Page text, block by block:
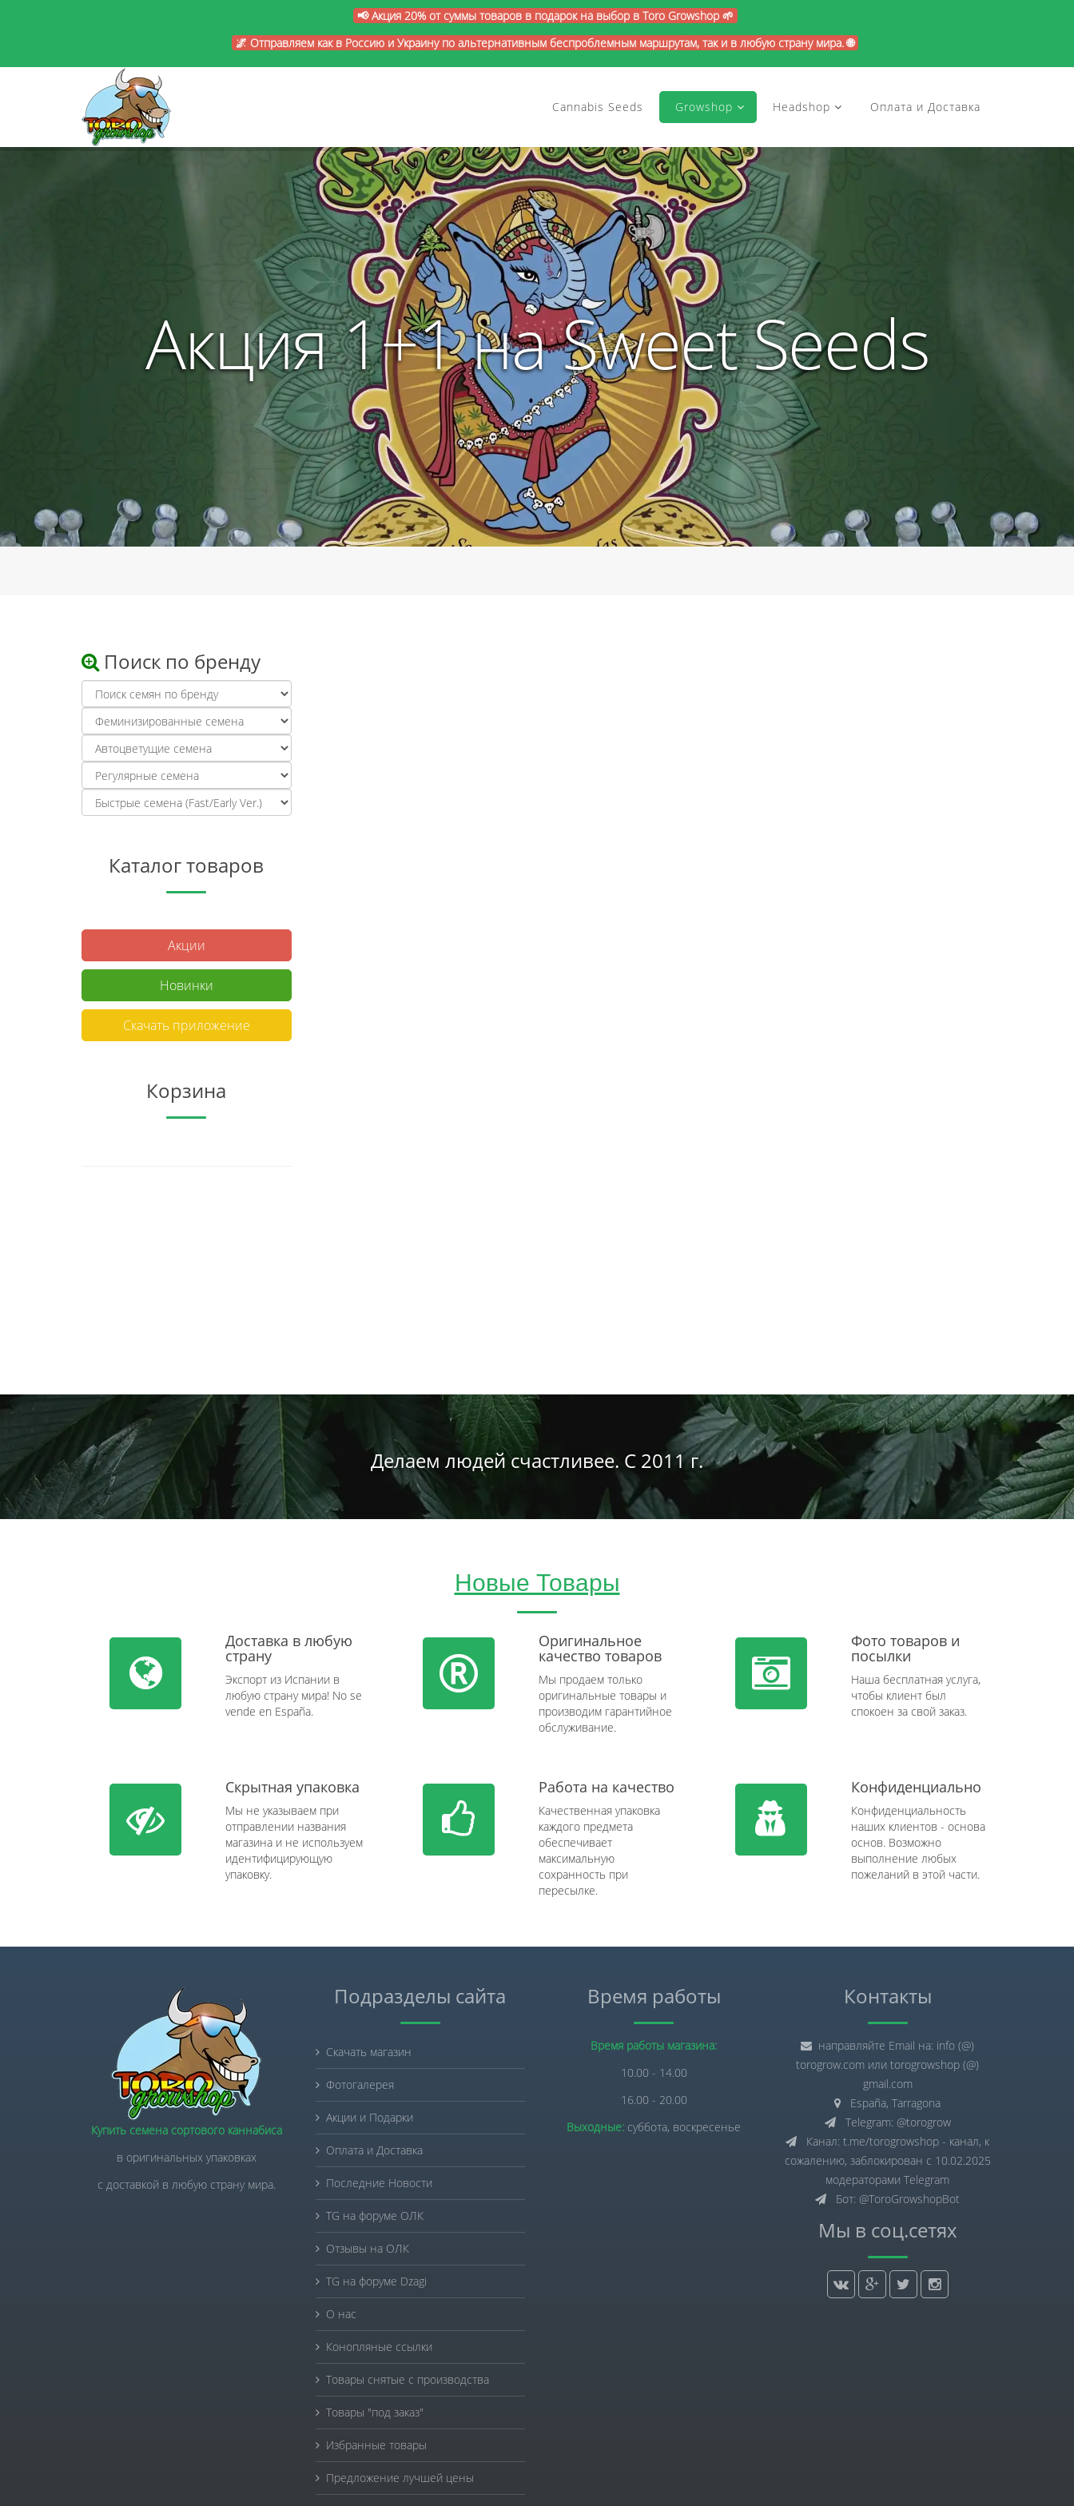
📢 Акция 20% от суммы товаров в подарок на выбор в Toro Growshop 🌱
🌌 Отправляем как в Россию и Украину по альтернативным беспроблемным маршрутам, так и в любую страну мира. 🌐
Cannabis Seeds Growshop Headshop Оплата и Доставка
Акция 1+1 на Sweet Seeds
Поиск по бренду
Каталог товаров
Акции
Новинки
Скачать приложение
Корзина
Делаем людей счастливее. С 2011 г.
Новые Товары
Доставка в любую
страну
Экспорт из Испании в
любую страну мира! No se
vende en España.
Оригинальное
качество товаров
Мы продаем только
оригинальные товары и
производим гарантийное
обслуживание.
Фото товаров и
посылки
Наша бесплатная услуга,
чтобы клиент был
спокоен за свой заказ.
Скрытная упаковка
Мы не указываем при
отправлении названия
магазина и не используем
идентифицирующую
упаковку.
Работа на качество
Качественная упаковка
каждого предмета
обеспечивает
максимальную
сохранность при
пересылке.
Конфиденциально
Конфиденциальность
наших клиентов - основа
основ. Возможно
выполнение любых
пожеланий в этой части.
Купить семена сортового каннабиса
в оригинальных упаковках
с доставкой в любую страну мира.
Подразделы сайта
Скачать магазин
Фотогалерея
Акции и Подарки
Оплата и Доставка
Последние Новости
TG на форуме ОЛК
Отзывы на ОЛК
TG на форуме Dzagi
О нас
Конопляные ссылки
Товары снятые с производства
Товары "под заказ"
Избранные товары
Предложение лучшей цены
Время работы
Время работы магазина:
10.00 - 14.00
16.00 - 20.00
Выходные: суббота, воскресенье
Контакты
направляйте Email на: info (@)
torogrow.com или torogrowshop (@)
gmail.com
España, Tarragona
Telegram: @torogrow
Канал: t.me/torogrowshop - канал, к
сожалению, заблокирован с 10.02.2025
модераторами Telegram
Бот: @ToroGrowshopBot
Мы в соц.сетях